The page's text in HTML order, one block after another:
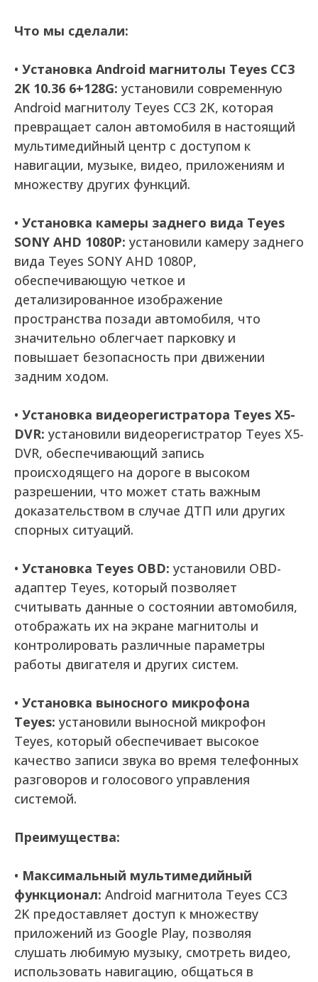
Что мы сделали:
• Установка Android магнитолы Teyes CC3
2K 10.36 6+128G: установили современную
Android магнитолу Teyes CC3 2K, которая
превращает салон автомобиля в настоящий
мультимедийный центр с доступом к
навигации, музыке, видео, приложениям и
множеству других функций.
• Установка камеры заднего вида Teyes
SONY AHD 1080P: установили камеру заднего
вида Teyes SONY AHD 1080P,
обеспечивающую четкое и
детализированное изображение
пространства позади автомобиля, что
значительно облегчает парковку и
повышает безопасность при движении
задним ходом.
• Установка видеорегистратора Teyes X5-
DVR: установили видеорегистратор Teyes X5-
DVR, обеспечивающий запись
происходящего на дороге в высоком
разрешении, что может стать важным
доказательством в случае ДТП или других
спорных ситуаций.
• Установка Teyes OBD: установили OBD-
адаптер Teyes, который позволяет
считывать данные о состоянии автомобиля,
отображать их на экране магнитолы и
контролировать различные параметры
работы двигателя и других систем.
• Установка выносного микрофона
Teyes: установили выносной микрофон
Teyes, который обеспечивает высокое
качество записи звука во время телефонных
разговоров и голосового управления
системой.
Преимущества:
• Максимальный мультимедийный
функционал: Android магнитола Teyes CC3
2K предоставляет доступ к множеству
приложений из Google Play, позволяя
слушать любимую музыку, смотреть видео,
использовать навигацию, общаться в